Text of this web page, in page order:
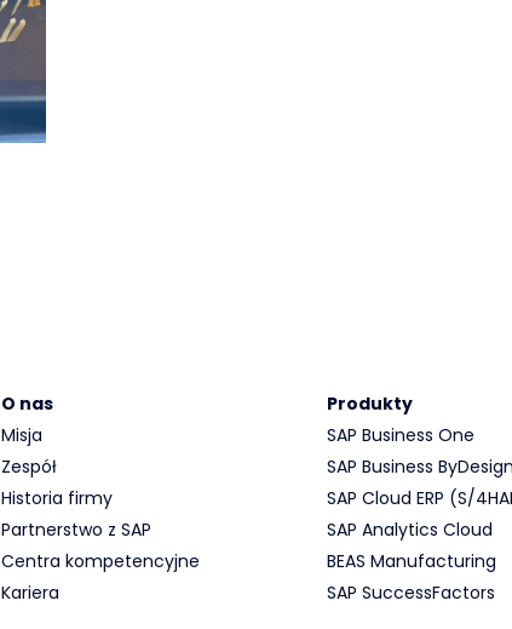
O nas
Misja
Zespół
Historia firmy
Partnerstwo z SAP
Centra kompetencyjne
Kariera
Produkty
SAP Business One
SAP Business ByDesign
SAP Cloud ERP (S/
SAP Analytics Cloud
BEAS Manufacturing
SAP SuccessFactors